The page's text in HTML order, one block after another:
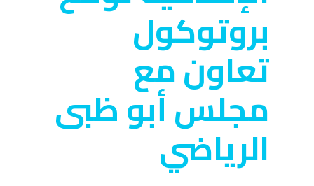
بروتوكول
تعاون مع
مجلس أبو ظبى
الرياضي